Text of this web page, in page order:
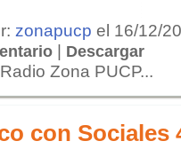
zonapucp el 16/12/
| Descargar
Zona PUCP...
con Sociales